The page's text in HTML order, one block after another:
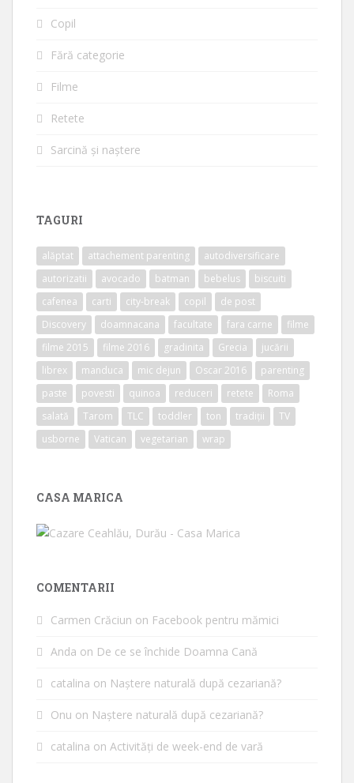
Copil
Fără categorie
Filme
Retete
Sarcină și naștere
TAGURI
alăptat attachement parenting
autodiversificare
autorizatii
avocado batman bebelus
biscuiti
cafenea
carti city-break copil
de post
Discovery
doamnacana facultate fara carne
filme
filme 2015
filme 2016 gradinita Grecia
jucării
librex
manduca mic dejun Oscar 2016
parenting
paste
povesti quinoa reduceri retete
Roma
salată
Tarom TLC toddler ton tradiții
TV
usborne
Vatican vegetarian wrap
CASA MARICA
COMENTARII
Carmen Crăciun on Facebook pentru mămici
Anda on De ce se închide Doamna Cană
catalina on Naștere naturală după cezariană?
Onu on Naștere naturală după cezariană?
catalina on Activități de week-end de vară